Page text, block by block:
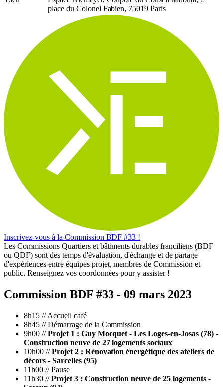
place du Colonel Fabien, 75019 Paris
Inscrivez-vous à la Commission BDF #33 !
Les Commissions Quartiers et bâtiments durables franciliens (BDF
ou QDF) sont des temps d'évaluation, d'échange et de partage
d'expériences entre équipes projet, membres de Commission et
public. Renseignez vos coordonnées pour y assister !
Commission BDF #33 - 09 mars 2023
8h15 // Accueil café
8h45 // Démarrage de la Commission
9h00 //Projet 1 : Guy Mocquet - Les Loges-en-Josas (78) -
Construction neuve de 27 logements sociaux
10h00 //Projet 2 : Rénovation énergétique des ateliers de
décors - Sarcelles (95)
11h00 // Pause
11h30 //Projet 3 : Construction neuve de 25 logements -